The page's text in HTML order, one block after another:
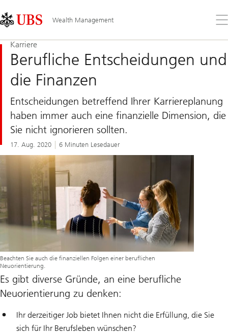
Links
Area
Wealth Management
Sie
Karriere
Berufliche Entscheidungen und
die Finanzen
Entscheidungen betreffend Ihrer Karriereplanung
haben immer auch eine finanzielle Dimension, die
Sie nicht ignorieren sollten.
17. Aug. 2020 6 Minuten Lesedauer
Beachten Sie auch die finanziellen Folgen einer beruflichen
Neuorientierung.
Es gibt diverse Gründe, an eine berufliche
Neuorientierung zu denken:
Ihr derzeitiger Job bietet Ihnen nicht die Erfüllung, die Sie
sich für Ihr Berufsleben wünschen?